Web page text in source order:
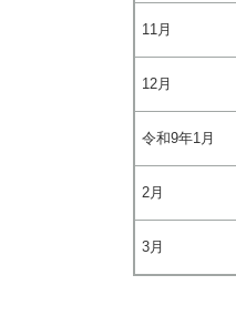
11月
12月
令和9年1月
2月
3月